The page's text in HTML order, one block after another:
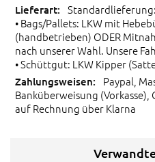
Standardlieferung:
• Bags/Pallets: LKW mit
(handbetrieben) ODER
nach unserer Wahl. Unsere
• Schüttgut: LKW Kipper
Paypal,
Banküberweisung (Vorkasse),
auf Rechnung über Klarna